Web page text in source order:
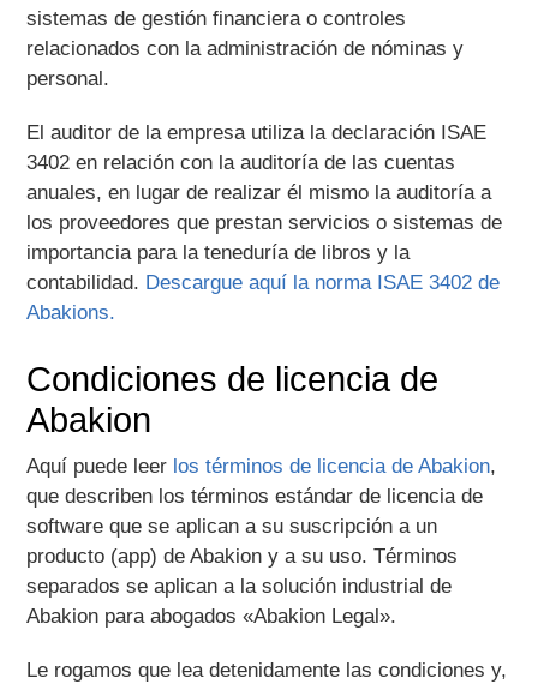
sistemas de gestión financiera o controles
relacionados con la administración de nóminas y
personal.
El auditor de la empresa utiliza la declaración ISAE
3402 en relación con la auditoría de las cuentas
anuales, en lugar de realizar él mismo la auditoría a
los proveedores que prestan servicios o sistemas de
importancia para la teneduría de libros y la
contabilidad. Descargue aquí la norma ISAE 3402 de
Abakions.
Condiciones de licencia de
Abakion
Aquí puede leer los términos de licencia de Abakion,
que describen los términos estándar de licencia de
software que se aplican a su suscripción a un
producto (app) de Abakion y a su uso. Términos
separados se aplican a la solución industrial de
Abakion para abogados «Abakion Legal».
Le rogamos que lea detenidamente las condiciones y,